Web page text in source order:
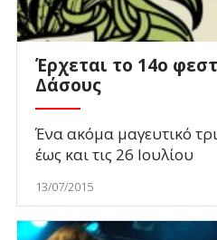
Έρχεται το 14ο
Δάσους
Ένα ακόμα μαγευτικό
έως και τις 26 Ιουλίου
13/07/2015